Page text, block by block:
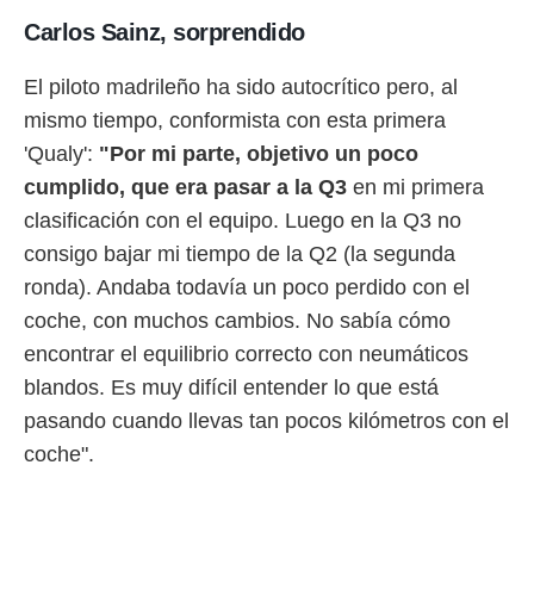
utilizar
crear un
uso de
contenido
medir el
de la
el
de
de
de
de
Carlos Sainz, sorprendido
El piloto madrileño ha sido autocrítico pero, al
mismo tiempo, conformista con esta primera
'Qualy': "Por mi parte, objetivo un poco
cumplido, que era pasar a la Q3 en mi primera
clasificación con el equipo. Luego en la Q3 no
consigo bajar mi tiempo de la Q2 (la segunda
ronda). Andaba todavía un poco perdido con el
coche, con muchos cambios. No sabía cómo
encontrar el equilibrio correcto con neumáticos
blandos. Es muy difícil entender lo que está
pasando cuando llevas tan pocos kilómetros con el
coche".